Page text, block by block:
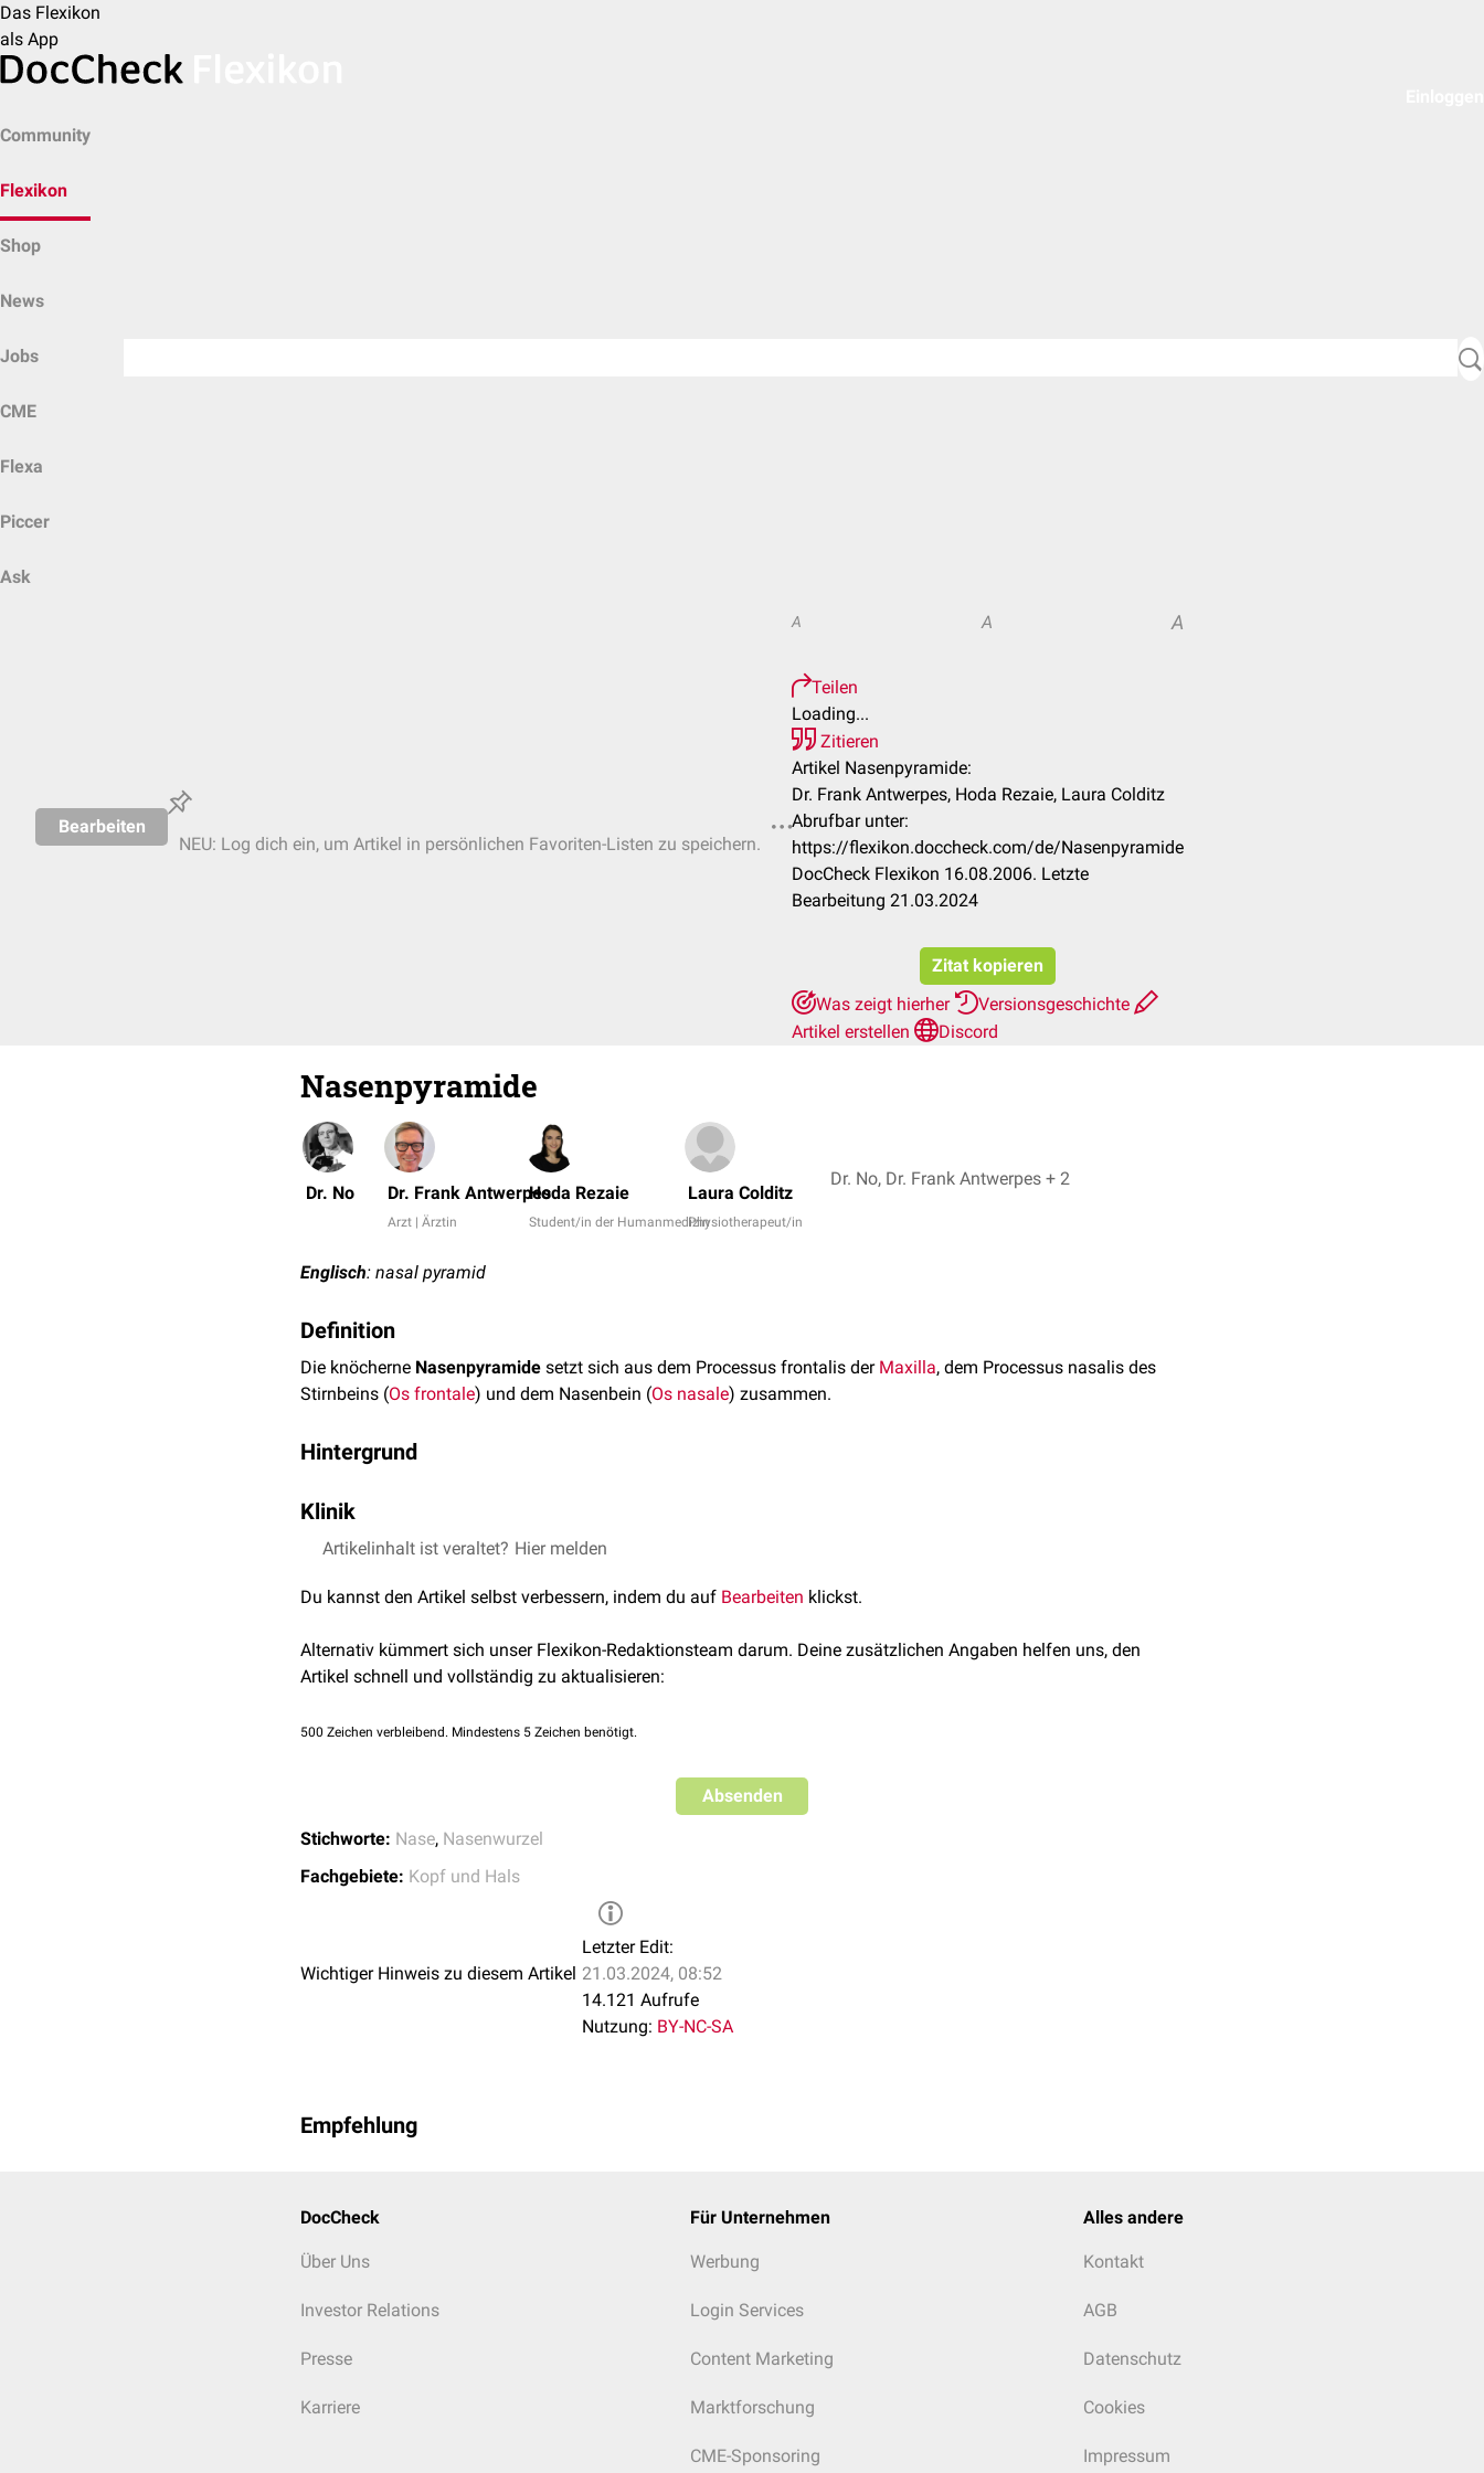
Das Flexikon
als App
Community
Flexikon
Shop
News
Jobs
CME
Flexa
Piccer
Ask
Bearbeiten
NEU: Log dich ein, um Artikel in persönlichen Favoriten-Listen zu speichern.
A A A
Teilen
Loading...
Zitieren
Artikel Nasenpyramide:
Dr. Frank Antwerpes, Hoda Rezaie, Laura Colditz
Abrufbar unter:
https://flexikon.doccheck.com/de/Nasenpyramide
DocCheck Flexikon 16.08.2006. Letzte
Bearbeitung 21.03.2024
Zitat kopieren
Was zeigt hierher
Versionsgeschichte
Artikel erstellen
Discord
Nasenpyramide
Dr. No Dr. Frank Antwerpes
Arzt | Ärztin
Hoda Rezaie
Student/in der Humanmedizin
Laura Colditz
Physiotherapeut/in
Dr. No, Dr. Frank Antwerpes + 2
Englisch: nasal pyramid
Definition
Die knöcherne Nasenpyramide setzt sich aus dem Processus frontalis der Maxilla, dem Processus nasalis des
Stirnbeins (Os frontale) und dem Nasenbein (Os nasale) zusammen.
Hintergrund
Bei einer zu prominenten Nasenpyramide kommt es zur
Klinik
DieFrakturder Nasenpyramide gehört zu den häufigsten Knochenfrakturen des menschlichen Körpers.
Artikelinhalt ist veraltet? Hier melden
Du kannst den Artikel selbst verbessern, indem du auf Bearbeiten klickst.
Alternativ kümmert sich unser Flexikon-Redaktionsteam darum. Deine zusätzlichen Angaben helfen uns, den
Artikel schnell und vollständig zu aktualisieren:
500 Zeichen verbleibend. Mindestens 5 Zeichen benötigt.
Absenden
Stichworte: Nase, Nasenwurzel
Fachgebiete: Kopf und Hals
Wichtiger Hinweis zu diesem Artikel
Letzter Edit:
21.03.2024, 08:52
14.121 Aufrufe
Nutzung: BY-NC-SA
Empfehlung
DocCheck
Über Uns
Investor Relations
Presse
Karriere
Für Unternehmen
Werbung
Login Services
Content Marketing
Marktforschung
CME-Sponsoring
Alles andere
Kontakt
AGB
Datenschutz
Cookies
Impressum